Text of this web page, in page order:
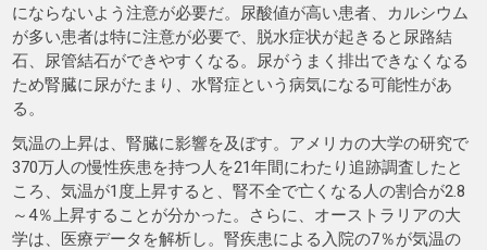
にならないよう注意が必要だ。尿酸値が高い患者、カルシウム
が多い患者は特に注意が必要で、脱水症状が起きると尿路結
石、尿管結石ができやすくなる。尿がうまく排出できなくなる
ため腎臓に尿がたまり、水腎症という病気になる可能性があ
る。
気温の上昇は、腎臓に影響を及ぼす。アメリカの大学の研究で
370万人の慢性疾患を持つ人を21年間にわたり追跡調査したと
ころ、気温が1度上昇すると、腎不全で亡くなる人の割合が2.8
～4％上昇することが分かった。さらに、オーストラリアの大
学は、医療データを解析し。腎疾患による入院の7％が気温の